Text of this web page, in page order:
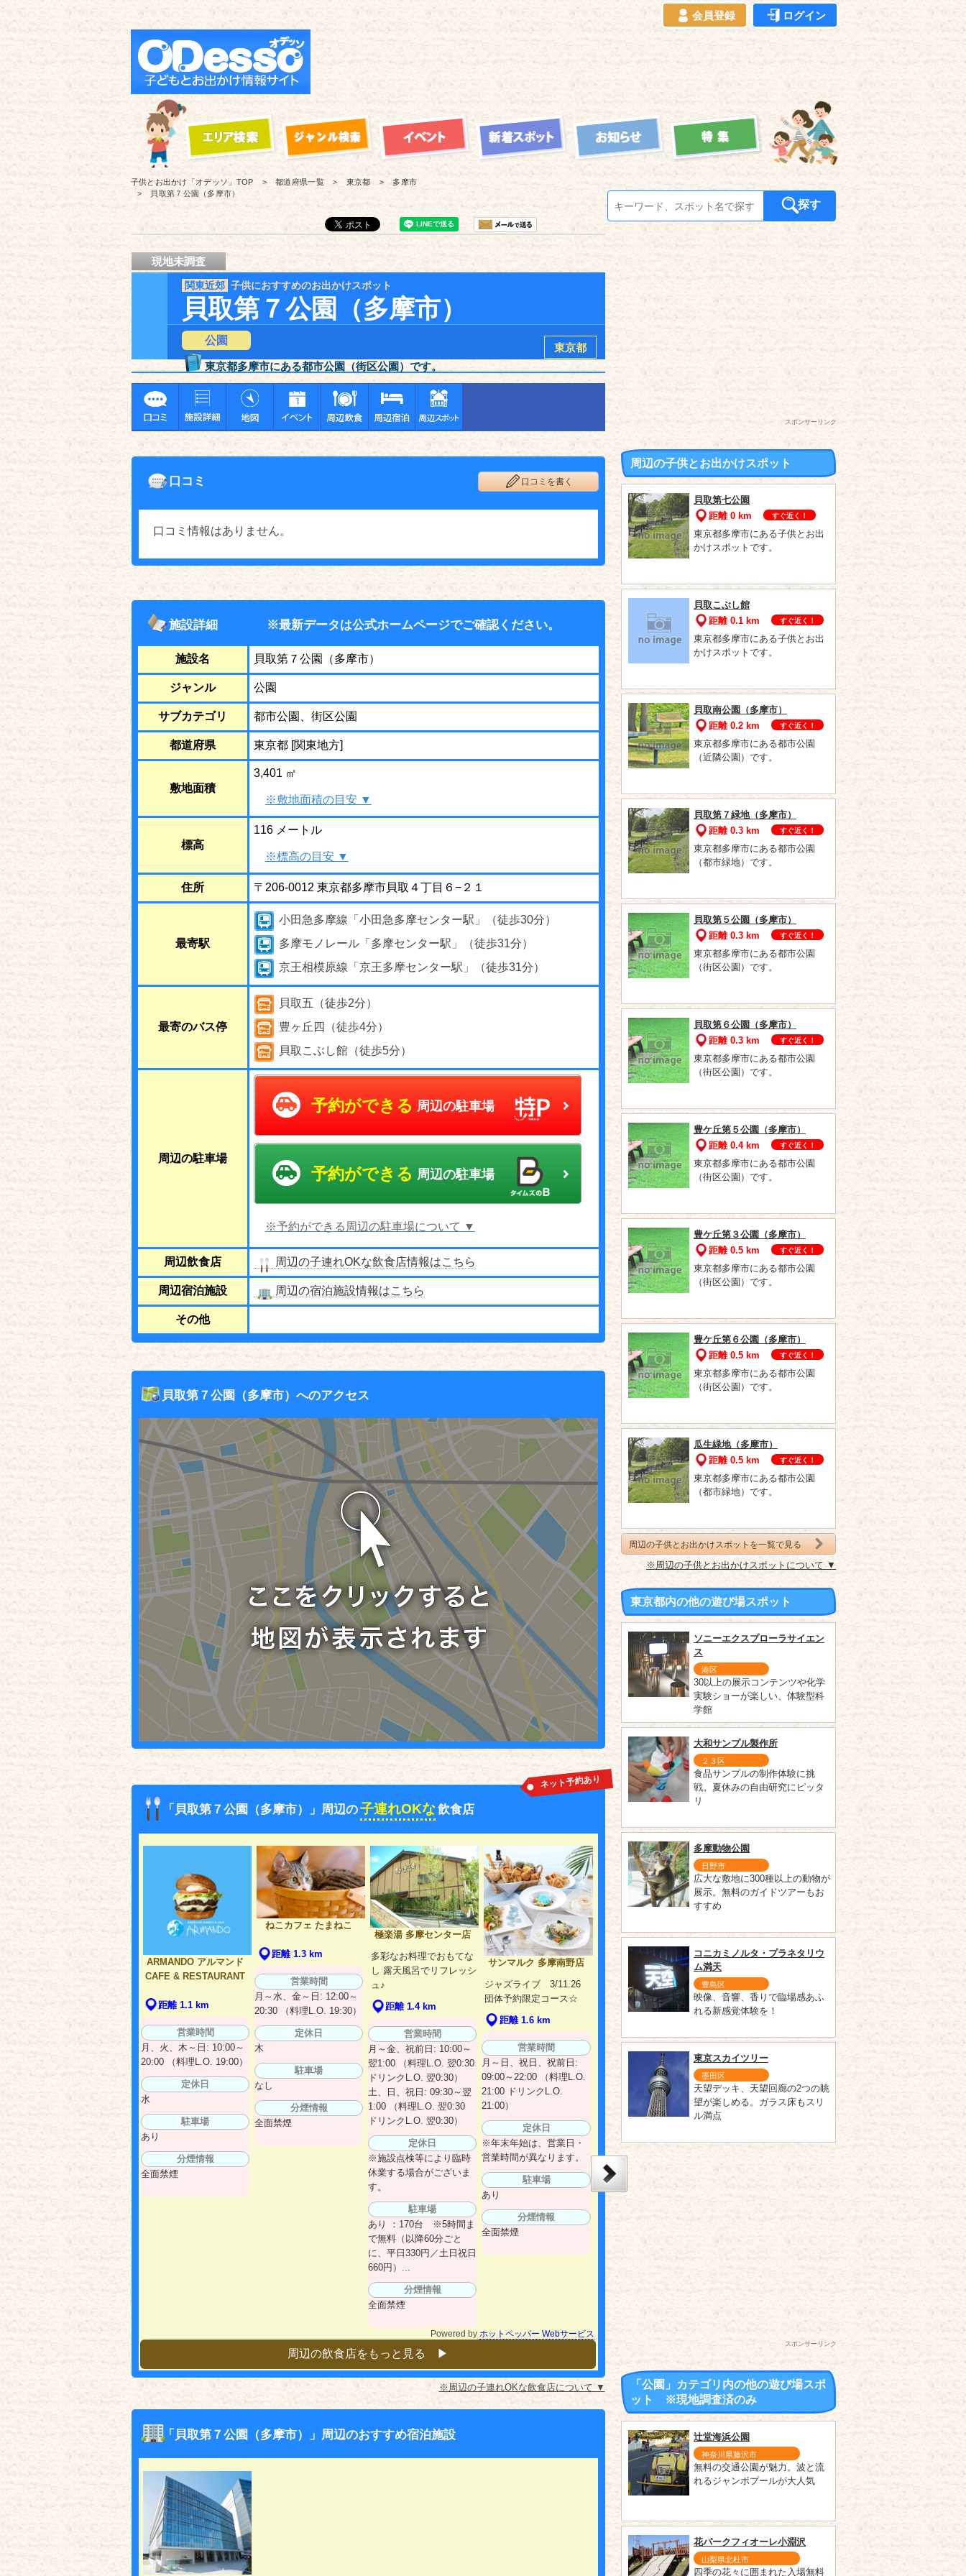
会員登録 ログイン
子供とお出かけ「オデッソ」 TOP 都道府県一覧 東京都
多摩市
貝取第７公園（多摩市）
探す
現地未調査
関東近郊 子供におすすめのお出かけスポット
貝取第７公園（多摩市）
公園
東京都
東京都多摩市にある都市公園（街区公園）です。
口コミ 口コミを書く
口コミ情報はありません。
施設詳細 ※最新データは公式ホームページでご確認ください。
施設名 貝取第７公園（多摩市）
ジャンル 公園
サブカテゴリ 都市公園、街区公園
都道府県 東京都 [関東地方]
敷地面積
3,401 ㎡
※敷地面積の目安 ▼
標高
116 メートル
※標高の目安 ▼
住所 〒206-0012 東京都多摩市貝取４丁目６−２１
最寄駅
小田急多摩線「小田急多摩センター駅」（徒歩30分）
多摩モノレール「多摩センター駅」（徒歩31分）
京王相模原線「京王多摩センター駅」（徒歩31分）
最寄のバス停
貝取五（徒歩2分）
豊ヶ丘四（徒歩4分）
貝取こぶし館（徒歩5分）
周辺の駐車場
予約ができる 周辺の駐車場
予約ができる 周辺の駐車場
※予約ができる周辺の駐車場について ▼
周辺飲食店 周辺の子連れOKな飲食店情報はこちら
周辺宿泊施設 周辺の宿泊施設情報はこちら
その他
貝取第７公園（多摩市）へのアクセス
「貝取第７公園（多摩市）」周辺の子連れOKな飲食店
ネット予約あり
ARMANDO アルマンド
CAFE & RESTAURANT
距離 1.1 km
営業時間
月、火、木～日: 10:00～
20:00 （料理L.O. 19:00）
定休日
水
駐車場
あり
分煙情報
全面禁煙
ねこカフェ たまねこ
距離 1.3 km
営業時間
月～水、金～日: 12:00～
20:30 （料理L.O. 19:30）
定休日
木
駐車場
なし
分煙情報
全面禁煙
極楽湯 多摩センター店
多彩なお料理でおもてな
し 露天風呂でリフレッシ
ュ♪
距離 1.4 km
営業時間
月～金、祝前日: 10:00～
翌1:00 （料理L.O. 翌0:30
ドリンクL.O. 翌0:30）
土、日、祝日: 09:30～翌
1:00 （料理L.O. 翌0:30
ドリンクL.O. 翌0:30）
定休日
※施設点検等により臨時
休業する場合がございま
す。
駐車場
あり ：170台 ※5時間ま
で無料（以降60分ごと
に、平日330円／土日祝日
660円）...
分煙情報
全面禁煙
サンマルク 多摩南野店
ジャズライブ 3/11.26
団体予約限定コース☆
距離 1.6 km
営業時間
月～日、祝日、祝前日:
09:00～22:00 （料理L.O.
21:00 ドリンクL.O.
21:00）
定休日
※年末年始は、営業日・
営業時間が異なります。
駐車場
あり
分煙情報
全面禁煙
Powered by ホットペッパー Webサービス
周辺の飲食店をもっと見る ▶︎
※周辺の子連れOKな飲食店について ▼
「貝取第７公園（多摩市）」周辺のおすすめ宿泊施設
スポンサーリンク
周辺の子供とお出かけスポット
貝取第七公園
距離 0 km
すぐ近く！
東京都多摩市にある子供とお出
かけスポットです。
貝取こぶし館
距離 0.1 km
すぐ近く！
東京都多摩市にある子供とお出
かけスポットです。
貝取南公園（多摩市）
距離 0.2 km
すぐ近く！
東京都多摩市にある都市公園
（近隣公園）です。
貝取第７緑地（多摩市）
距離 0.3 km
すぐ近く！
東京都多摩市にある都市公園
（都市緑地）です。
貝取第５公園（多摩市）
距離 0.3 km
すぐ近く！
東京都多摩市にある都市公園
（街区公園）です。
貝取第６公園（多摩市）
距離 0.3 km
すぐ近く！
東京都多摩市にある都市公園
（街区公園）です。
豊ケ丘第５公園（多摩市）
距離 0.4 km
すぐ近く！
東京都多摩市にある都市公園
（街区公園）です。
豊ケ丘第３公園（多摩市）
距離 0.5 km
すぐ近く！
東京都多摩市にある都市公園
（街区公園）です。
豊ケ丘第６公園（多摩市）
距離 0.5 km
すぐ近く！
東京都多摩市にある都市公園
（街区公園）です。
瓜生緑地（多摩市）
距離 0.5 km
すぐ近く！
東京都多摩市にある都市公園
（都市緑地）です。
周辺の子供とお出かけスポットを一覧で見る
※周辺の子供とお出かけスポットについて ▼
東京都内の他の遊び場スポット
ソニーエクスプローラサイエン
ス
港区
30以上の展示コンテンツや化学
実験ショーが楽しい、体験型科
学館
大和サンプル製作所
２３区
食品サンプルの制作体験に挑
戦。夏休みの自由研究にピッタ
リ
多摩動物公園
日野市
広大な敷地に300種以上の動物が
展示。無料のガイドツアーもお
すすめ
コニカミノルタ・プラネタリウ
ム満天
豊島区
映像、音響、香りで臨場感あふ
れる新感覚体験を！
東京スカイツリー
墨田区
天望デッキ、天望回廊の2つの眺
望が楽しめる。ガラス床もスリ
ル満点
スポンサーリンク
「公園」カテゴリ内の他の遊び場スポ
ット ※現地調査済のみ
辻堂海浜公園
神奈川県藤沢市
無料の交通公園が魅力。波と流
れるジャンボプールが大人気
花パークフィオーレ小淵沢
山梨県北杜市
四季の花々に囲まれた入場無料